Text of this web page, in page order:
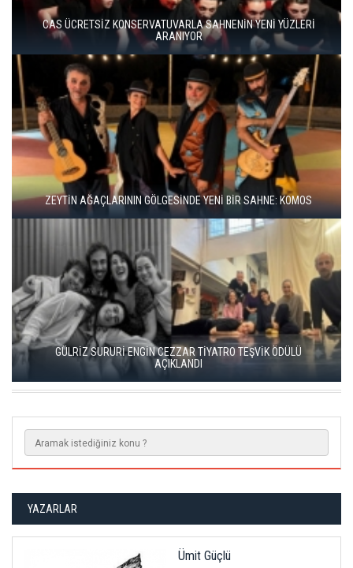
BERGAMA BİR KEZ DAHA TİYATRONUN SAHNESİ OLUYOR
BBT’DE REKOR SEYİRCİ, YENİ REPERTUVAR
KISALAR, ÇAĞIN ÇELİŞKİLERİNİ SAHNEYE TAŞIYOR
YAZARLAR
Ümit Güçlü